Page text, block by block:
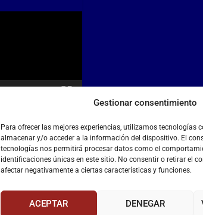
Gestionar consentimiento
Para ofrecer las mejores experiencias, utilizamos tecnologías
almacenar y/o acceder a la información del dispositivo. El
tecnologías nos permitirá procesar datos como el
identificaciones únicas en este sitio. No consentir o retirar el
afectar negativamente a ciertas características y funciones.
ACEPTAR DENEGAR